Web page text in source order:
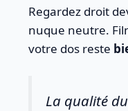
Regardez droit
nuque neutre.
votre dos reste
La qualité